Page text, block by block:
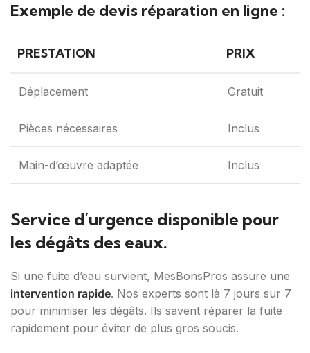
Exemple de devis réparation en ligne :
PRESTATION PRIX
Déplacement Gratuit
Pièces nécessaires Inclus
Main-d’œuvre adaptée Inclus
Service d’urgence disponible pour
les dégâts des eaux.
Si une fuite d’eau survient, MesBonsPros assure une
intervention rapide. Nos experts sont là 7 jours sur 7
pour minimiser les dégâts. Ils savent réparer la fuite
rapidement pour éviter de plus gros soucis.